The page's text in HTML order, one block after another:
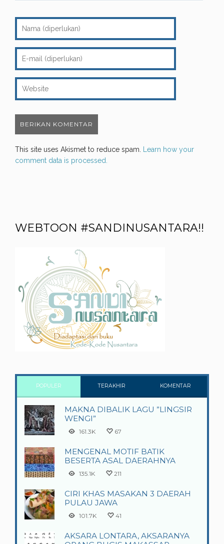
This site uses Akismet to reduce spam.
Learn how your
comment data is processed.
WEBTOON #SANDINUSANTARA!!
POPULER TERAKHIR KOMENTAR
MAKNA DIBALIK LAGU ”LINGSIR
WENGI”
161.3K 67
MENGENAL MOTIF BATIK
BESERTA ASAL DAERAHNYA
135.1K 211
CIRI KHAS MASAKAN 3 DAERAH
PULAU JAWA
101.7K 41
AKSARA LONTARA, AKSARANYA